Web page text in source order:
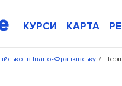
КУРСИ КАРТА
/
в Івано-Франківську